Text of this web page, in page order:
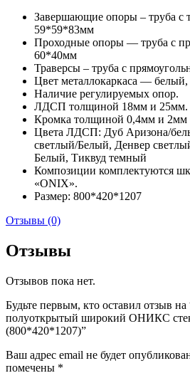
Завершающие опоры – труба с
59*59*83мм
Проходные опоры — труба с
60*40мм
Траверсы – труба с
Цвет металлокаркаса — белый,
Наличие регулируемых опор.
ЛДСП толщиной 18мм и 25мм.
Кромка толщиной 0,4мм и 2мм
Цвета ЛДСП: Дуб Аризона/
светлый/Белый, Денвер
Белый, Тиквуд темный
Композиции комплектуются
«ONIX».
Размер: 800*420*1207
Отзывы (0)
Отзывы
Отзывов пока нет.
Будьте первым, кто оставил отзыв
полуоткрытый широкий ОНИКС
(800*420*1207)”
Ваш адрес email не будет
помечены *